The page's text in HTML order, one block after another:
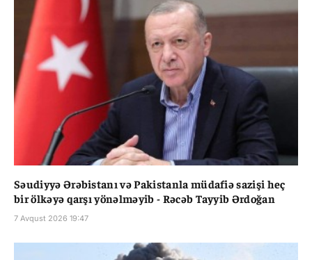
Səudiyyə Ərəbistanı və Pakistanla müdafiə sazişi heç
bir ölkəyə qarşı yönəlməyib - Rəcəb Tayyib Ərdoğan
7 Avqust 2026 19:47